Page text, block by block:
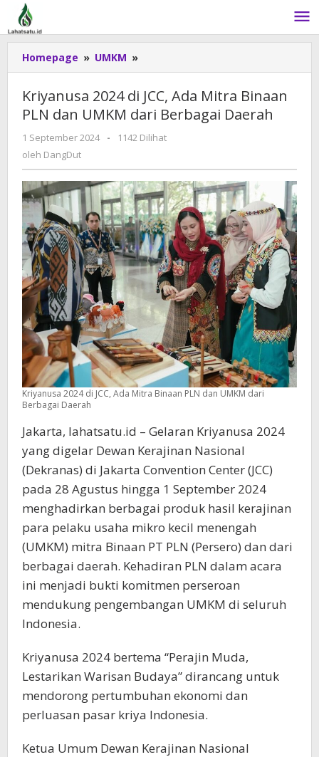
Lewati
konten
Homepage » UMKM »
2024
JCC,
Ada
Mitra
UMKM
dari
Berbagai
Daerah
Kriyanusa 2024 di JCC, Ada Mitra Binaan
PLN dan UMKM dari Berbagai Daerah
1 September 2024
oleh
-
1142 Dilihat
oleh DangDut
Kriyanusa 2024 di JCC, Ada Mitra Binaan PLN dan UMKM dari
Berbagai Daerah
Jakarta, lahatsatu.id – Gelaran Kriyanusa 2024
yang digelar Dewan Kerajinan Nasional
(Dekranas) di Jakarta Convention Center (JCC)
pada 28 Agustus hingga 1 September 2024
menghadirkan berbagai produk hasil kerajinan
para pelaku usaha mikro kecil menengah
(UMKM) mitra Binaan PT PLN (Persero) dan dari
berbagai daerah. Kehadiran PLN dalam acara
ini menjadi bukti komitmen perseroan
mendukung pengembangan UMKM di seluruh
Indonesia.
Kriyanusa 2024 bertema “Perajin Muda,
Lestarikan Warisan Budaya” dirancang untuk
mendorong pertumbuhan ekonomi dan
perluasan pasar kriya Indonesia.
Ketua Umum Dewan Kerajinan Nasional